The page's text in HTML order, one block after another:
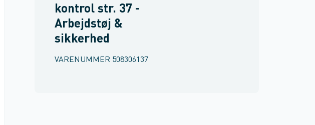
kontrol str. 37 -
Arbejdstøj &
sikkerhed
VARENUMMER 508306137